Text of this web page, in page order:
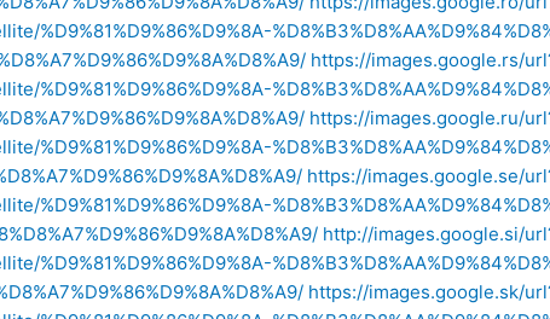
%D9%81%D9%86%D9%8A-
https://images.google.rs/
%D9%81%D9%86%D9%8A-
https://images.google.ru/
%D9%81%D9%86%D9%8A-
https://images.google.se/
%D9%81%D9%86%D9%8A-
http://images.google.si/
%D9%81%D9%86%D9%8A-
https://images.google.sk/